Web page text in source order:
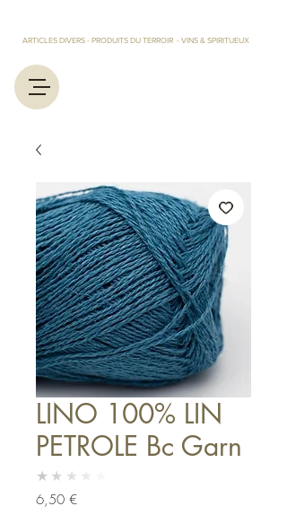
ARTICLES DIVERS - PRODUITS DU TERROIR - VINS & SPIRITUEUX
LINO 100% LIN
PETROLE Bc Garn
★★★★★
6,50 €Prix